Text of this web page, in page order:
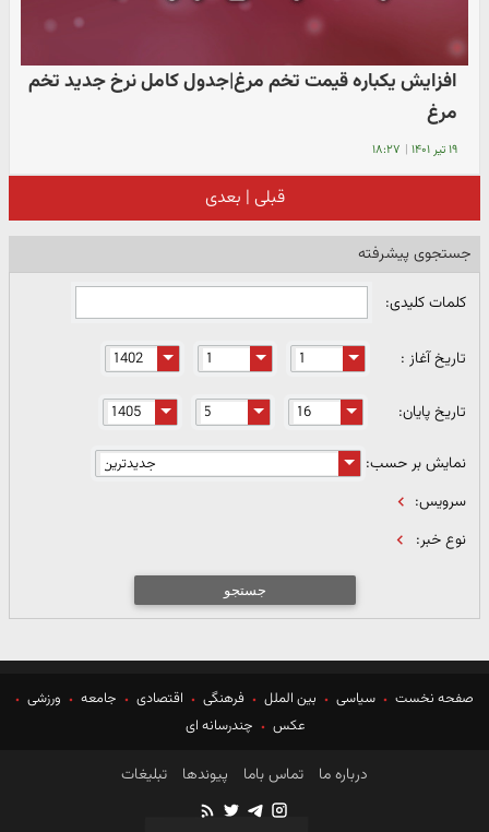
افزایش یکباره قیمت تخم مرغ|جدول کامل نرخ جدید تخم
مرغ
۱۹ تیر ۱۴۰۱ | ۱۸:۲۷
قبلی | بعدی
جستجوی پیشرفته
کلمات کلیدی:
تاریخ آغاز :
تاریخ پایان:
نمایش بر حسب:
سرویس:
نوع خبر:
جستجو
صفحه نخست سیاسی بین الملل فرهنگی اقتصادی جامعه
ورزشی
عکس
چندرسانه ای
درباره ما تماس باما پیوندها تبلیغات